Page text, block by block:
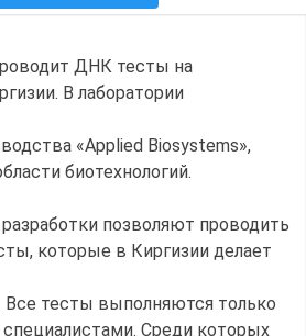
ДНК тесты на
В лаборатории
«Applied Biosystems»,
биотехнологий.
позволяют проводить
которые в Киргизии делает
Все тесты выполняются только
Среди которых